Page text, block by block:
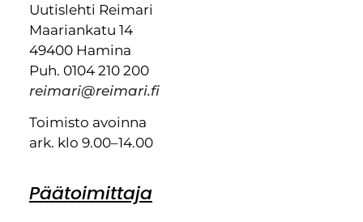
Uutislehti Reimari
Maariankatu 14
49400 Hamina
Puh. 0104 210 200
reimari@reimari.fi
Toimisto avoinna
ark. klo 9.00–14.00
Päätoimittaja